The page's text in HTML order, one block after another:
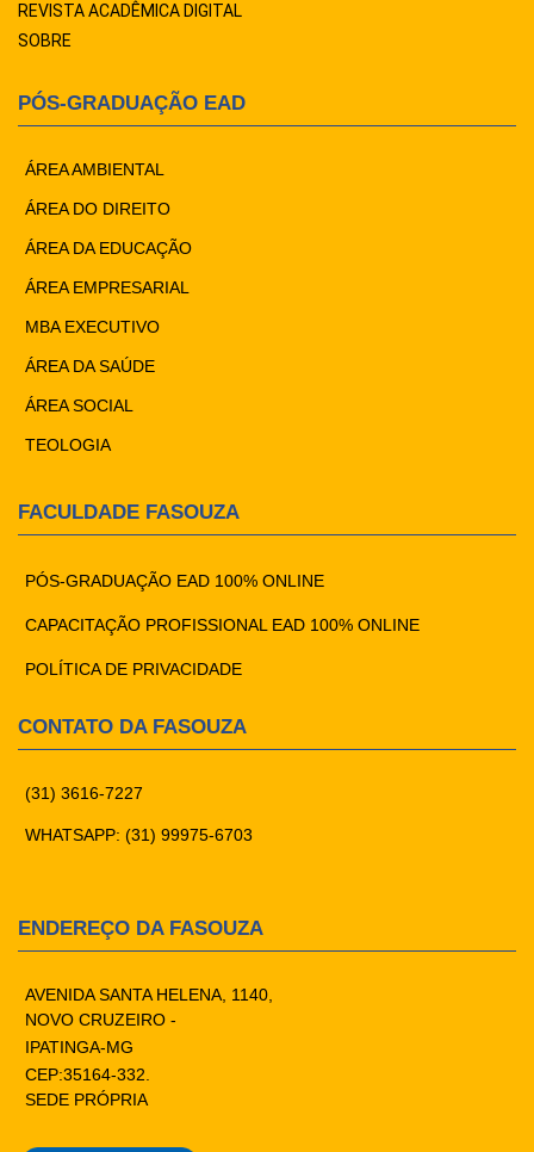
REVISTA ACADÊMICA DIGITAL
SOBRE
PÓS-GRADUAÇÃO EAD
ÁREA AMBIENTAL
ÁREA DO DIREITO
ÁREA DA EDUCAÇÃO
ÁREA EMPRESARIAL
MBA EXECUTIVO
ÁREA DA SAÚDE
ÁREA SOCIAL
TEOLOGIA
FACULDADE FASOUZA
PÓS-GRADUAÇÃO EAD 100% ONLINE
CAPACITAÇÃO PROFISSIONAL EAD 100% ONLINE
POLÍTICA DE PRIVACIDADE
CONTATO DA FASOUZA
(31) 3616-7227
WHATSAPP: (31) 99975-6703
ENDEREÇO DA FASOUZA
AVENIDA SANTA HELENA, 1140,
NOVO CRUZEIRO -
IPATINGA-MG
CEP:35164-332.
SEDE PRÓPRIA